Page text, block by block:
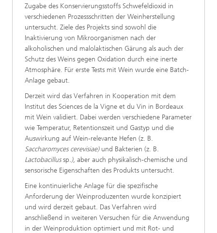
Zugabe des Konservierungsstoffs Schwefeldioxid in
verschiedenen Prozessschritten der Weinherstellung
untersucht. Ziele des Projekts sind sowohl die
Inaktivierung von Mikroorganismen nach der
alkoholischen und malolaktischen Gärung als auch der
Schutz des Weins gegen Oxidation durch eine inerte
Atmosphäre. Für erste Tests mit Wein wurde eine Batch-
Anlage gebaut.
Derzeit wird das Verfahren in Kooperation mit dem
Institut des Sciences de la Vigne et du Vin in Bordeaux
mit Wein validiert. Dabei werden verschiedene Parameter
wie Temperatur, Retentionszeit und Gastyp und die
Auswirkung auf Wein-relevante Hefen (z. B.
Saccharomyces cerevisiae) und Bakterien (z. B.
Lactobacillussp.), aber auch physikalisch-chemische und
sensorische Eigenschaften des Produkts untersucht.
Eine kontinuierliche Anlage für die spezifische
Anforderung der Weinproduzenten wurde konzipiert
und wird derzeit gebaut. Das Verfahren wird
anschließend in weiteren Versuchen für die Anwendung
in der Weinproduktion optimiert und mit Rot- und